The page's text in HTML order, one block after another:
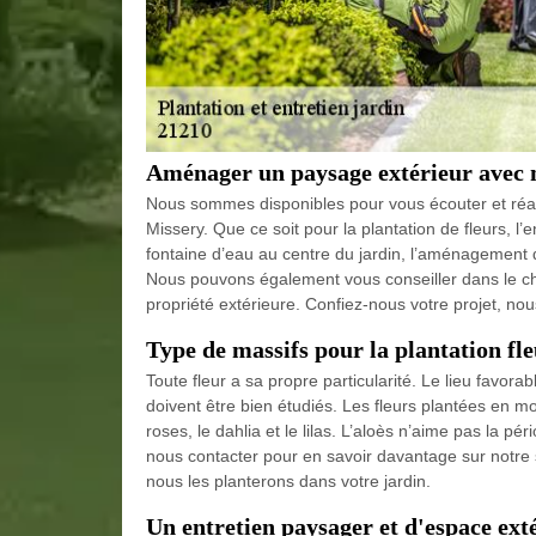
Aménager un paysage extérieur
Nous sommes disponibles pour vous écouter et
Missery. Que ce soit pour la plantation de fleurs,
fontaine d’eau au centre du jardin,
Nous pouvons également vous conseiller dans le
propriété extérieure. Confiez-nous votre projet,
Type de massifs pour la plantation
Toute fleur a sa propre particularité. Le lieu
doivent être bien étudiés. Les fleurs plantées en
roses, le dahlia et le lilas. L’aloès n’aime pas la
nous contacter pour en savoir davantage sur
nous les planterons dans votre jardin.
Un entretien paysager et d'espace